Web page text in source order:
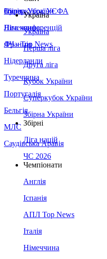
Збірна України
Італія
Німеччина
Франція
Нідерланди
Туреччина
Португалія
Бельгія
МЛС
Саудівська Аравія
Суперкубок УЄФА
Ліга конференцій
ЛЧ - Top News
Україна
Україна
Перша ліга
Друга ліга
Кубок України
Суперкубок України
Збірна України
Збірні
Ліга націй
ЧС 2026
Чемпіонати
Англія
Іспанія
АПЛ Top News
Італія
Німеччина